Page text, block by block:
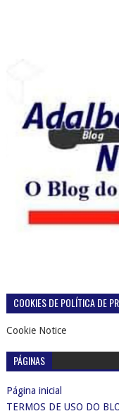
COOKIES DE POLÍTICA DE
Cookie Notice
PÁGINAS
Página inicial
TERMOS DE USO DO